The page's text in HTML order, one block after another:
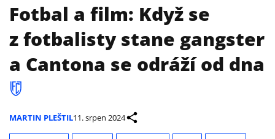
Fotbal a film: Když se
z fotbalisty stane gangster
a Cantona se odráží od dna
MARTIN PLEŠTIL11. srpen 2024